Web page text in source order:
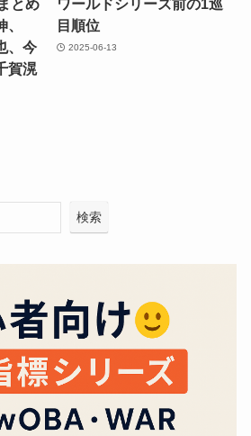
とめ
、今
賀滉
ワールドシリーズ前の1巡
目順位
2025-06-13
検索